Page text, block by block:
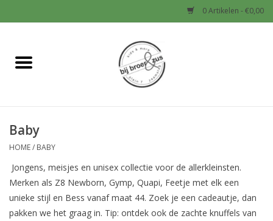
0 Artikelen - €0,00
Home
Baby
Meisjes
Baby
HOME/ BABY
Jongens, meisjes en unisex collectie voor de allerkleinsten.
Merken als Z8 Newborn, Gymp, Quapi, Feetje met elk een
unieke stijl en Bess vanaf maat 44. Zoek je een cadeautje, dan
pakken we het graag in. Tip: ontdek ook de zachte knuffels van